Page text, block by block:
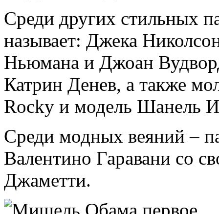
Среди других стильных
называет: Джека
Ньюмана и Джоан
Катрин Денев, а также
Rocky и модель Шанель
Среди модных веяний –
Валентино Гаравани со
Джаметти.